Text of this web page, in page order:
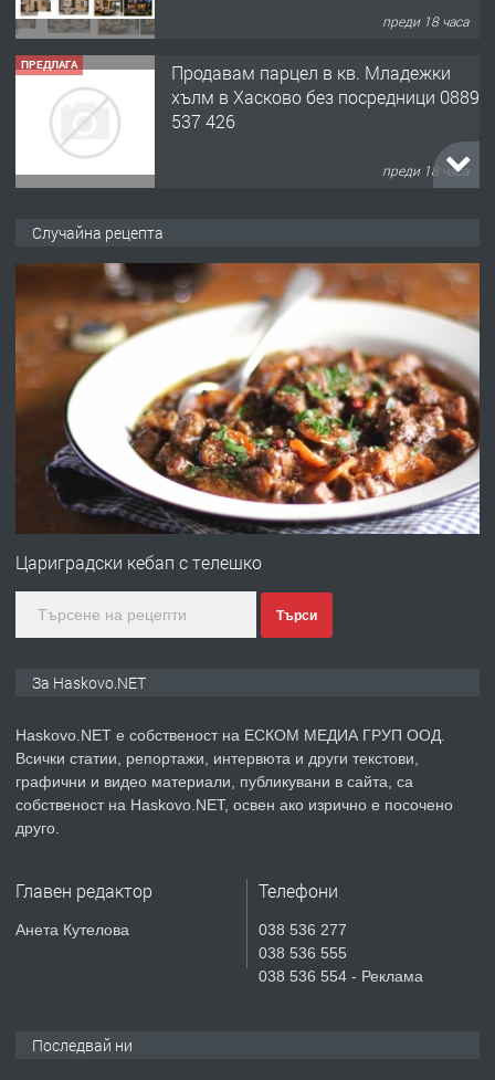
преди 18 часа
ПРЕДЛАГА
Продавам парцел в кв. Младежки
хълм в Хасково без посредници 0889
537 426
преди 18 часа
преди 18 часа
Под НАЕМ двустаен Орфей
преди 3 дни
ПРЕДЛАГА
Нов апартамент на ул. Липа до
преди 5 дни
ПРЕДЛАГА
НАПЪЛНО ОБЗАВЕДЕН И
Давам гараж под наем
Случайна рецепта
Цариградски кебап с телешко
Търси
За Haskovo.NET
Haskovo.NET е собственост на ЕСКОМ МЕДИА ГРУП ООД.
Всички статии, репортажи, интервюта и други текстови,
графични и видео материали, публикувани в сайта, са
собственост на Haskovo.NET, освен ако изрично е посочено
друго.
Главен редактор
Анета Кутелова
Телефони
038 536 277
038 536 555
038 536 554 - Реклама
Последвай ни